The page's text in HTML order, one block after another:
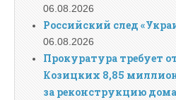
06.08.2026
Российский след
06.08.2026
Прокуратура требует
Козицких 8,85
за реконструкцию